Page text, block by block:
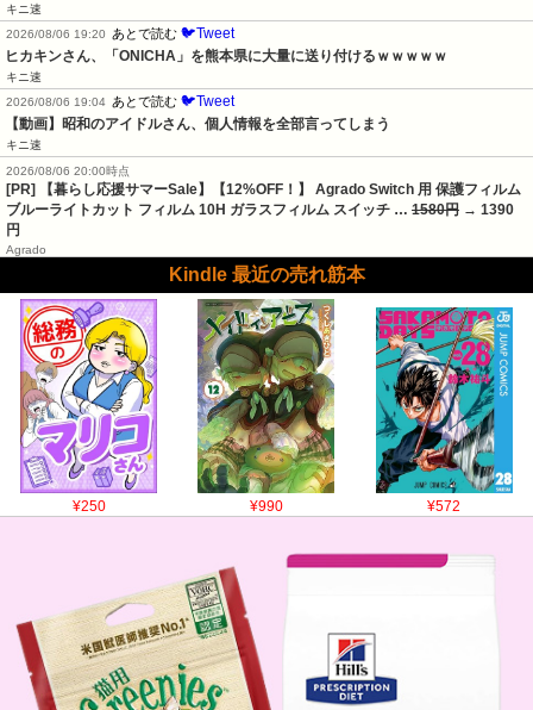
キニ速
2026/08/06 19:20
あとで読む 🐦Tweet
ヒカキンさん、「ONICHA」を熊本県に大量に送り付けるｗｗｗｗｗ
キニ速
2026/08/06 19:04 あとで読む 🐦Tweet
【動画】昭和のアイドルさん、個人情報を全部言ってしまう
キニ速
2026/08/06 20:00時点
[PR] 【暮らし応援サマーSale】【12%OFF！】 Agrado Switch 用 保護フィルム
ブルーライトカット フィルム 10H ガラスフィルム スイッチ … 1580円 → 1390
円
Agrado
Kindle 最近の売れ筋本
¥250 ¥990 ¥572